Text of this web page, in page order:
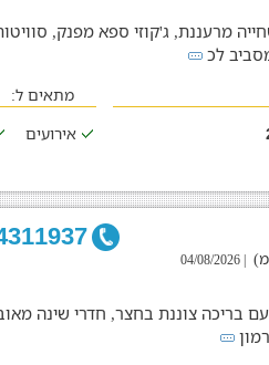
מרעננת, ג'קוזי ספא מפנק,
לכ
מתאים ל:
אירועים
| 04/08/2026
בריכה צוננת בחצר, חדרי שינה